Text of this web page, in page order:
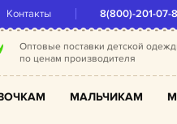
Оптовые поставки детской
по ценам производителя
МАЛЬЧИКАМ
8(800)-201-07-
Контакты